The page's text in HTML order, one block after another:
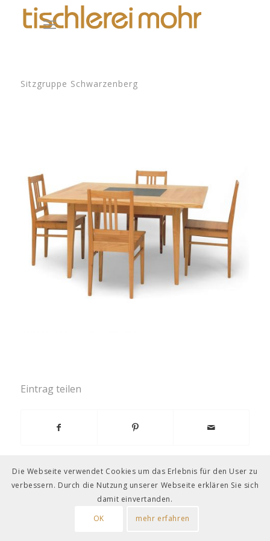
Sitzgruppe Schwarzenberg
Eintrag teilen
Die Webseite verwendet Cookies um das Erlebnis für den User zu
verbessern. Durch die Nutzung unserer Webseite erklären Sie sich
damit einvertanden.
OK
mehr erfahren